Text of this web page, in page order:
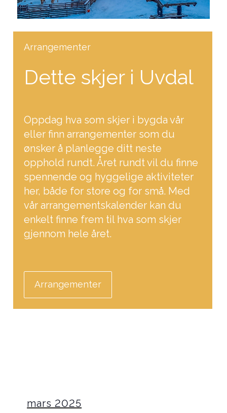
Arrangementer
Dette skjer i Uvdal
Oppdag hva som skjer i bygda vår
eller finn arrangementer som du
ønsker å planlegge ditt neste
opphold rundt. Året rundt vil du finne
spennende og hyggelige aktiviteter
her, både for store og for små. Med
vår arrangementskalender kan du
enkelt finne frem til hva som skjer
gjennom hele året.
Arrangementer
mars 2025